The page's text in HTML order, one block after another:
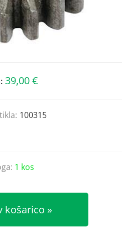
39,00 €
100315
1 kos
košarico